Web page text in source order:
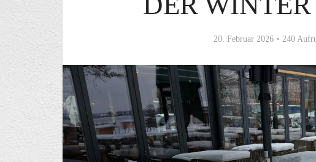
20. Februar 2026 240